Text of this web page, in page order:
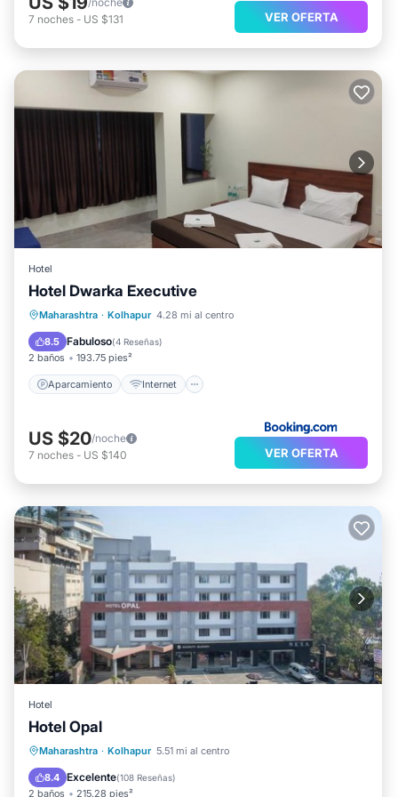
7 noches - US $131 VER OFERTA
Hotel
Hotel Dwarka Executive
Maharashtra · Kolhapur 4.28 mi al centro
8.5 Fabuloso(4 Reseñas)
2 baños 193.75 pies²
Aparcamiento Internet
Aparcamiento
Internet
Apto para niños
Accesible en silla de ruedas
US $20/noche
7 noches - US $140 VER OFERTA
Hotel
Hotel Opal
Maharashtra · Kolhapur 5.51 mi al centro
8.4 Excelente(108 Reseñas)
2 baños 215.28 pies²
Aparcamiento
Internet
Accesibilidad